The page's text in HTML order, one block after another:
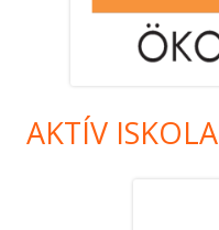
AKTÍV ISKOLA